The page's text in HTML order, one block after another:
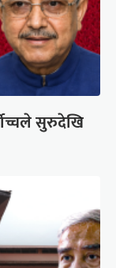
सुरुदेखि